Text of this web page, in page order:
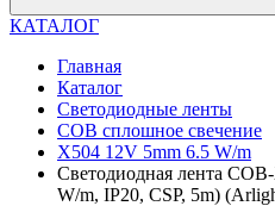
КАТАЛОГ
Главная
Каталог
Светодиодные ленты
COB сплошное свечение
X504 12V 5mm 6.5 W/m
Светодиодная лента
W/m, IP20, CSP, 5m)